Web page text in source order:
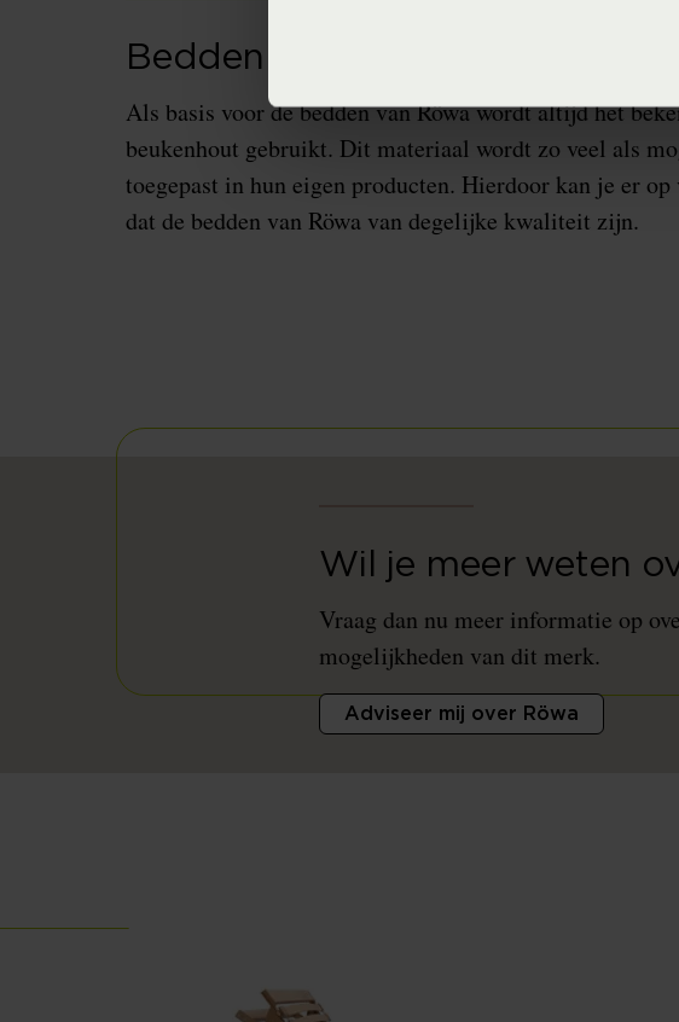
Bedden van Röwa
Als basis voor de bedden van Röwa wordt altijd het
beukenhout gebruikt. Dit materiaal wordt zo veel als
toegepast in hun eigen producten. Hierdoor kan je er op
dat de bedden van Röwa van degelijke kwaliteit zijn.
Wil je meer weten
Vraag dan nu meer informatie op
mogelijkheden van dit merk.
Adviseer mij over Röwa